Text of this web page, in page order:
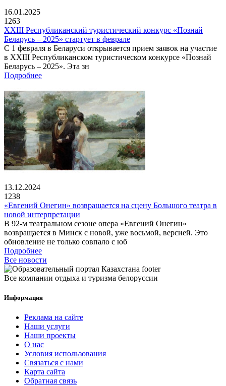
16.01.2025
1263
XXIII Республиканский туристический конкурс «Познай
Беларусь – 2025» стартует в феврале
С 1 февраля в Беларуси открывается прием заявок на участие
в XXIII Республиканском туристическом конкурсе «Познай
Беларусь – 2025». Эта зн
Подробнее
13.12.2024
1238
«Евгений Онегин» возвращается на сцену Большого театра в
новой интерпретации
В 92-м театральном сезоне опера «Евгений Онегин»
возвращается в Минск с новой, уже восьмой, версией. Это
обновление не только совпало с юб
Подробнее
Все новости
Все компании отдыха и туризма белоруссии
Информация
Реклама на сайте
Наши услуги
Наши проекты
О нас
Условия использования
Связаться с нами
Карта сайта
Обратная связь